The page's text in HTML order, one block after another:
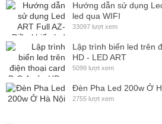
Hướng dẫn sử dụng
led qua WIFI
33097 lượt xem
Lập trình biển led trên
HD - LED ART
5099 lượt xem
Đèn Pha Led 200w Ở
2755 lượt xem